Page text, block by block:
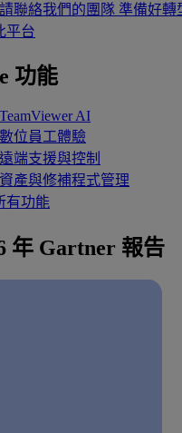
請聯絡我們的團隊 準備好轉
平台
功能
TeamViewer AI
數位員工體驗
遠端支援與控制
資產與修補程式管理
有功能
年 Gartner 報告